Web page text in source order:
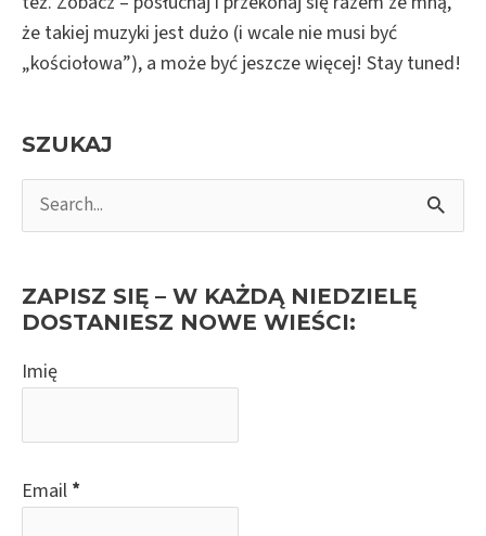
że takiej muzyki jest dużo (i wcale nie musi być
„kościołowa”), a może być jeszcze więcej! Stay tuned!
SZUKAJ
r
c
f
r
ZAPISZ SIĘ – W KAŻDĄ NIEDZIELĘ
DOSTANIESZ NOWE WIEŚCI:
Imię
Email *